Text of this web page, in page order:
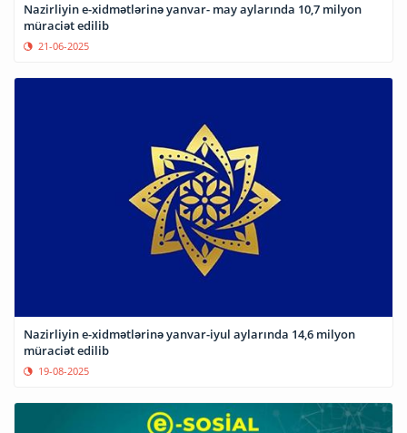
Nazirliyin e-xidmətlərinə yanvar- may aylarında 10,7 milyon
müraciət edilib
21-06-2025
Nazirliyin e-xidmətlərinə yanvar-iyul aylarında 14,6 milyon
müraciət edilib
19-08-2025